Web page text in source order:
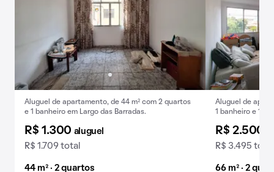
Aluguel de apartamento, de 44 m² com 2 quartos
e 1 banheiro em Largo das Barradas.
R$ 1.300 aluguel
R$ 1.709 total
44 m² · 2 quartos
Aluguel de
1 banheiro e 1
R$ 2.500
R$ 3.495 total
66 m² · 2